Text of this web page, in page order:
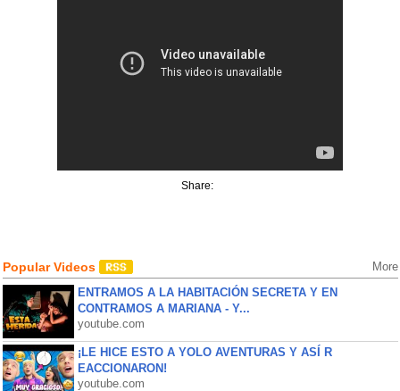
Share:
Popular Videos More
ENTRAMOS A LA HABITACIÓN SECRETA Y EN
CONTRAMOS A MARIANA - Y...
youtube.com
¡LE HICE ESTO A YOLO AVENTURAS Y ASÍ R
EACCIONARON!
youtube.com